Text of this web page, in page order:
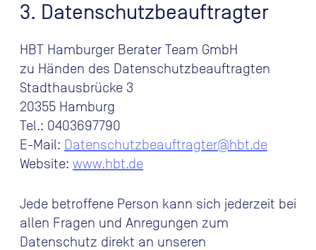
3. Datenschutzbeauftragter
HBT Hamburger Berater Team GmbH
zu Händen des Datenschutzbeauftragten
Stadthausbrücke 3
20355 Hamburg
Tel.: 0403697790
E-Mail: Datenschutzbeauftragter@hbt.de
Website: www.hbt.de
Jede betroffene Person kann sich jederzeit bei
allen Fragen und Anregungen zum
Datenschutz direkt an unseren